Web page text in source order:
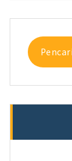
Pencarian
untuk: